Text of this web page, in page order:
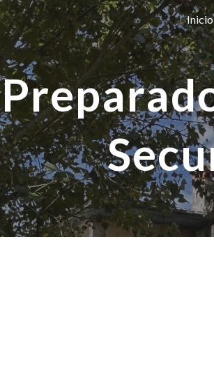
Skip to main content Inicio